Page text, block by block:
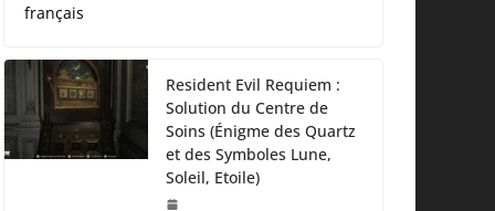
français
Resident Evil Requiem :
Solution du Centre de
Soins (Énigme des Quartz
et des Symboles Lune,
Soleil, Etoile)